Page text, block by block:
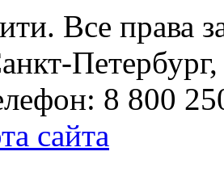
Все права
8 800
сайта